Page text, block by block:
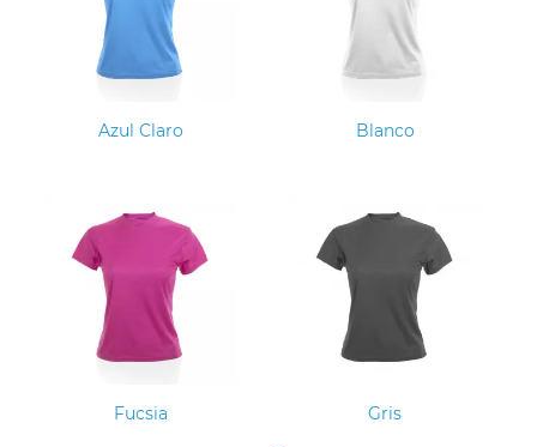
Azul Claro Blanco
Fucsia Gris